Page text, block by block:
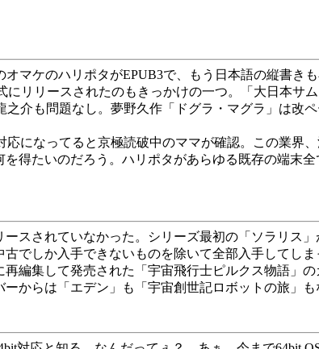
マケのハリポタがEPUB3で、もう日本語の縦書き
にリリースされたのもきっかけの一つ。「大日本サ
介も問題なし。夢野久作「ドグラ・マグラ」は改
になってると京極読破中のママが確認。この業界
得たいのだろう。ハリポタがあらゆる既存の端末
スされていなかった。シリーズ最初の「ソラリス
でしか入手できないものを除いて全部入手してし
編集して発売された「宇宙飛行士ピルクス物語」
からは「エデン」も「宇宙創世記ロボットの旅」も